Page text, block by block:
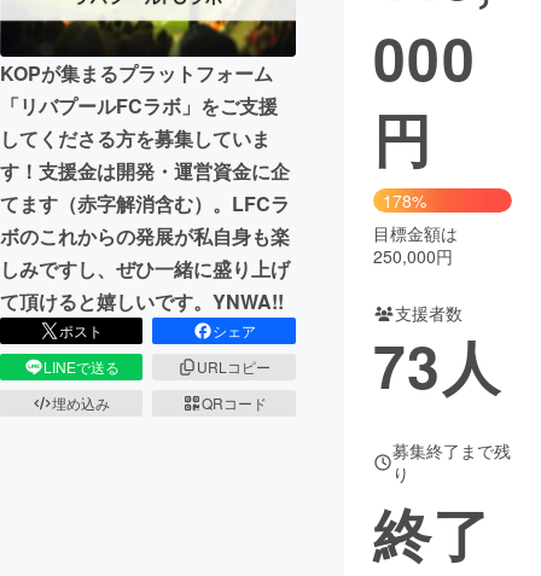
ビジネス・起業 チャレンジ
まちづくり・地域活性化
CAMPFIRE for Social Good
CAMPFIRE Creation
CAMPFIREふるさと納税machi-ya コミュニティ
KOPが集まるプラットフォーム
「リバプールFCラボ」をご支援
してくださる方を募集していま
す！支援金は開発・運営資金に企
てます（赤字解消含む）。LFCラ
ボのこれからの発展が私自身も楽
しみですし、ぜひ一緒に盛り上げ
て頂けると嬉しいです。YNWA!!
ポスト
シェア
LINEで送る
URLコピー
埋め込み
QRコード
000
円
178%
目標金額は
250,000円
支援者数
73人
募集終了まで残
り
終了